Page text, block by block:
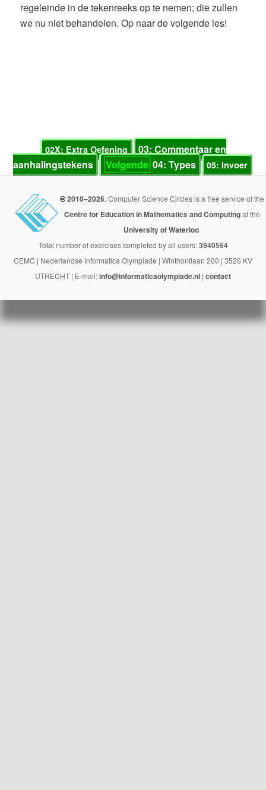
regeleinde in de tekenreeks op te nemen; die zullen
we nu niet behandelen. Op naar de volgende les!
02X: Extra Oefening
03: Commentaar en
aanhalingstekens
Volgende 04: Types 05: Invoer
2010–2026.Computer Science Circles is a free service of the
Centre for Education in Mathematics and Computingat the
University of Waterloo.
Total number of exercises completed by all users:3940564
CEMC | Nederlandse Informatica Olympiade | Winthontlaan 200 | 3526 KV
UTRECHT | E-mail:info@informaticaolympiade.nl | contact